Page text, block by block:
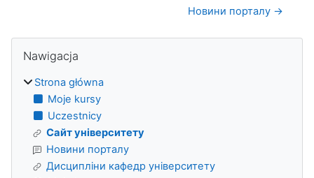
Новини порталу →
Bloki
Nawigacja
Strona główna
Moje kursy
Uczestnicy
Сайт університету
Новини порталу
Дисципліни кафедр університету